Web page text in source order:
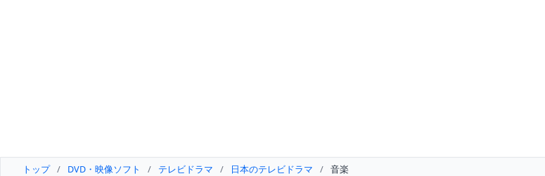
トップ / DVD・映像ソフト / テレビドラマ / 日本のテレビドラマ / 音楽